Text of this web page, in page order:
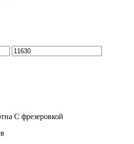
Максимальная
цена
С фрезеровкой